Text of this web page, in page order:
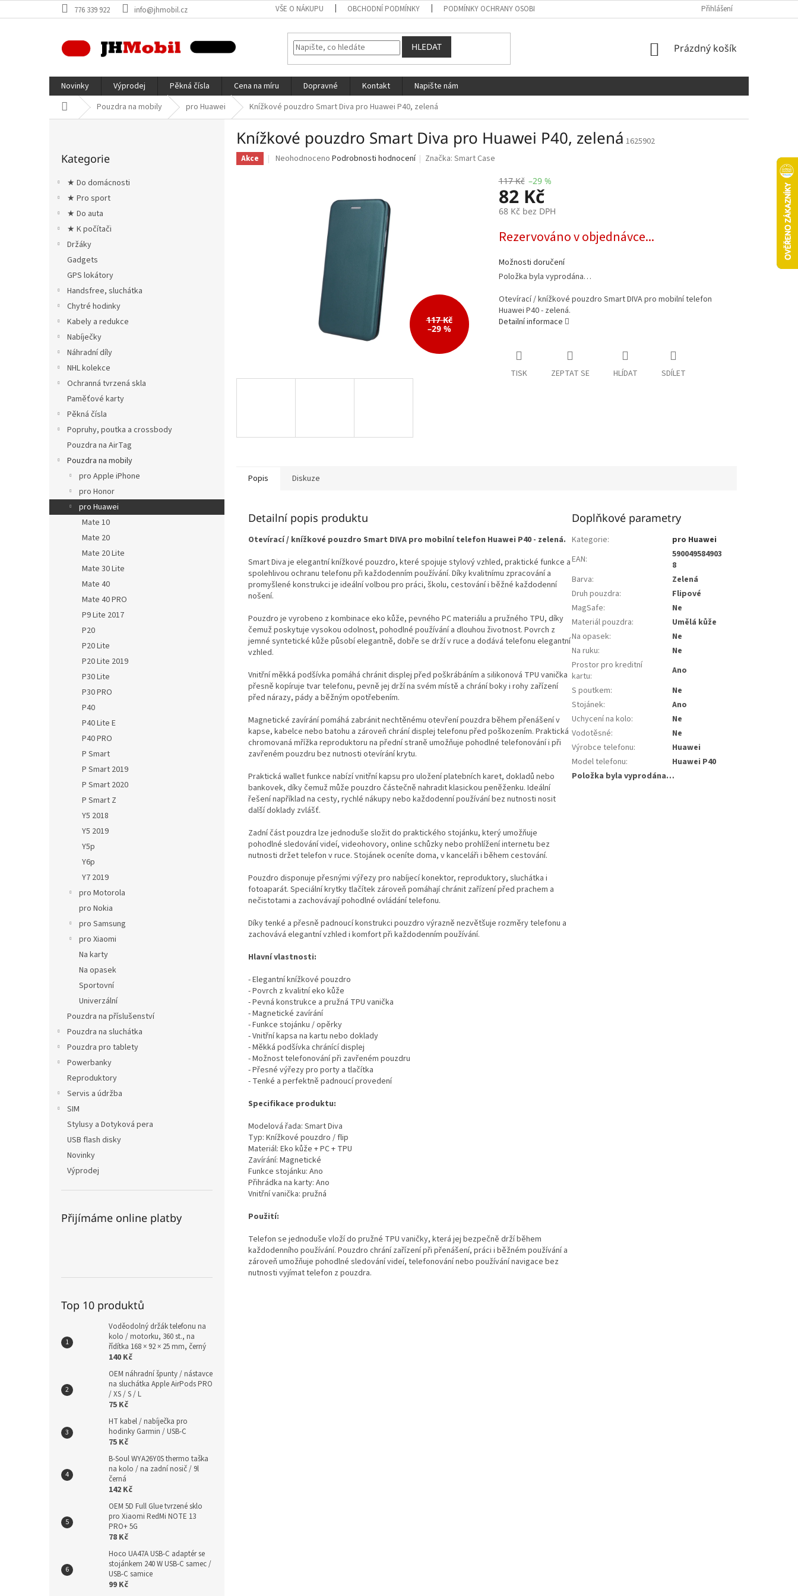
na
776 339 922 info@jhmobil.cz VŠE O NÁKUPU OBCHODNÍ PODMÍNKY PODMÍNKY OCHRANY OSOBNÍCH ÚDAJŮ Přihlášení
HLEDAT
NÁKUPNÍ
Prázdný košík
Novinky Výprodej Pěkná čísla Cena na míru Dopravné Kontakt
Napište nám
Domů Pouzdra na mobily pro Huawei Knížkové pouzdro Smart Diva pro Huawei P40, zelená
kategorie
Kategorie
★ Do domácnosti
★ Pro sport
★ Do auta
★ K počítači
Držáky
Gadgets
GPS lokátory
Handsfree, sluchátka
Chytré hodinky
Kabely a redukce
Nabíječky
Náhradní díly
NHL kolekce
Ochranná tvrzená skla
Paměťové karty
Pěkná čísla
Popruhy, poutka a crossbody
Pouzdra na AirTag
Pouzdra na mobily
pro Apple iPhone
pro Honor
pro Huawei
Mate 10
Mate 20
Mate 20 Lite
Mate 30 Lite
Mate 40
Mate 40 PRO
P9 Lite 2017
P20
P20 Lite
P20 Lite 2019
P30 Lite
P30 PRO
P40
P40 Lite E
P40 PRO
P Smart
P Smart 2019
P Smart 2020
P Smart Z
Y5 2018
Y5 2019
Y5p
Y6p
Y7 2019
pro Motorola
pro Nokia
pro Samsung
pro Xiaomi
Na karty
Na opasek
Sportovní
Univerzální
Pouzdra na příslušenství
Pouzdra na sluchátka
Pouzdra pro tablety
Powerbanky
Reproduktory
Servis a údržba
SIM
Stylusy a Dotyková pera
USB flash disky
Novinky
Výprodej
Přijímáme online platby
Top 10 produktů
Voděodolný držák telefonu na
kolo / motorku, 360 st., na
řídítka 168 × 92 × 25 mm, černý
140 Kč
OEM náhradní špunty / nástavce
na sluchátka Apple AirPods PRO
/ XS / S / L
75 Kč
HT kabel / nabíječka pro
hodinky Garmin / USB-C
75 Kč
B-Soul WYA26Y0S thermo taška
na kolo / na zadní nosič / 9l
černá
142 Kč
OEM 5D Full Glue tvrzené sklo
pro Xiaomi RedMi NOTE 13
PRO+ 5G
78 Kč
Hoco UA47A USB-C adaptér se
stojánkem 240 W USB-C samec /
USB-C samice
99 Kč
Knížkové pouzdro Smart Diva pro Huawei P40, zelená 1625902
Akce
Průměrné
Neohodnoceno Podrobnosti hodnocení Značka:Smart Case
117 Kč
–29 %
117 Kč –29 %
82 Kč
68 Kč bez DPH
cena:
Rezervováno v objednávce...
Možnosti doručení
Položka byla vyprodána…
Otevírací / knížkové pouzdro Smart DIVA pro mobilní telefon
Huawei P40 - zelená.
Detailní informace
TISK ZEPTAT SE HLÍDAT SDÍLET
Popis Diskuze
Detailní popis produktu
Otevírací / knížkové pouzdro Smart DIVA pro mobilní telefon Huawei P40 - zelená.
Smart Diva je elegantní knížkové pouzdro, které spojuje stylový vzhled, praktické funkce a
spolehlivou ochranu telefonu při každodenním používání. Díky kvalitnímu zpracování a
promyšlené konstrukci je ideální volbou pro práci, školu, cestování i běžné každodenní
nošení.
Pouzdro je vyrobeno z kombinace eko kůže, pevného PC materiálu a pružného TPU, díky
čemuž poskytuje vysokou odolnost, pohodlné používání a dlouhou životnost. Povrch z
jemné syntetické kůže působí elegantně, dobře se drží v ruce a dodává telefonu elegantní
vzhled.
Vnitřní měkká podšívka pomáhá chránit displej před poškrábáním a silikonová TPU vanička
přesně kopíruje tvar telefonu, pevně jej drží na svém místě a chrání boky i rohy zařízení
před nárazy, pády a běžným opotřebením.
Magnetické zavírání pomáhá zabránit nechtěnému otevření pouzdra během přenášení v
kapse, kabelce nebo batohu a zároveň chrání displej telefonu před poškozením. Praktická
chromovaná mřížka reproduktoru na přední straně umožňuje pohodlné telefonování i při
zavřeném pouzdru bez nutnosti otevírání krytu.
Praktická wallet funkce nabízí vnitřní kapsu pro uložení platebních karet, dokladů nebo
bankovek, díky čemuž může pouzdro částečně nahradit klasickou peněženku. Ideální
řešení například na cesty, rychlé nákupy nebo každodenní používání bez nutnosti nosit
další doklady zvlášť.
Zadní část pouzdra lze jednoduše složit do praktického stojánku, který umožňuje
pohodlné sledování videí, videohovory, online schůzky nebo prohlížení internetu bez
nutnosti držet telefon v ruce. Stojánek oceníte doma, v kanceláři i během cestování.
Pouzdro disponuje přesnými výřezy pro nabíjecí konektor, reproduktory, sluchátka i
fotoaparát. Speciální krytky tlačítek zároveň pomáhají chránit zařízení před prachem a
nečistotami a zachovávají pohodlné ovládání telefonu.
Díky tenké a přesně padnoucí konstrukci pouzdro výrazně nezvětšuje rozměry telefonu a
zachovává elegantní vzhled i komfort při každodenním používání.
Hlavní vlastnosti:
- Elegantní knížkové pouzdro
- Povrch z kvalitní eko kůže
- Pevná konstrukce a pružná TPU vanička
- Magnetické zavírání
- Funkce stojánku / opěrky
- Vnitřní kapsa na kartu nebo doklady
- Měkká podšívka chránící displej
- Možnost telefonování při zavřeném pouzdru
- Přesné výřezy pro porty a tlačítka
- Tenké a perfektně padnoucí provedení
Specifikace produktu:
Modelová řada: Smart Diva
Typ: Knížkové pouzdro / flip
Materiál: Eko kůže + PC + TPU
Zavírání: Magnetické
Funkce stojánku: Ano
Přihrádka na karty: Ano
Vnitřní vanička: pružná
Použití:
Telefon se jednoduše vloží do pružné TPU vaničky, která jej bezpečně drží během
každodenního používání. Pouzdro chrání zařízení při přenášení, práci i běžném používání a
zároveň umožňuje pohodlné sledování videí, telefonování nebo používání navigace bez
nutnosti vyjímat telefon z pouzdra.
Doplňkové parametry
Kategorie:
pro Huawei
EAN:
590049584903
8
Barva:
Zelená
Druh pouzdra:
Flipové
MagSafe:
Ne
Materiál pouzdra:
Umělá kůže
Na opasek:
Ne
Na ruku:
Ne
Prostor pro kreditní
kartu:
Ano
S poutkem:
Ne
Stojánek:
Ano
Uchycení na kolo:
Ne
Vodotěsné:
Ne
Výrobce telefonu:
Huawei
Model telefonu:
Huawei P40
Položka byla vyprodána…